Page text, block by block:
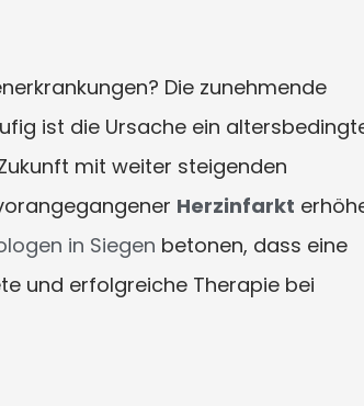
Die zunehmende
ist die Ursache ein
mit weiter steigenden
Herzinfarkt
in Siegen betonen, dass eine
und erfolgreiche Therapie bei